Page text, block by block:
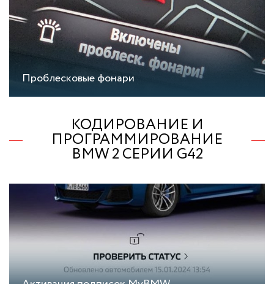
Проблесковые фонари
КОДИРОВАНИЕ И
ПРОГРАММИРОВАНИЕ
BMW 2 СЕРИИ G42